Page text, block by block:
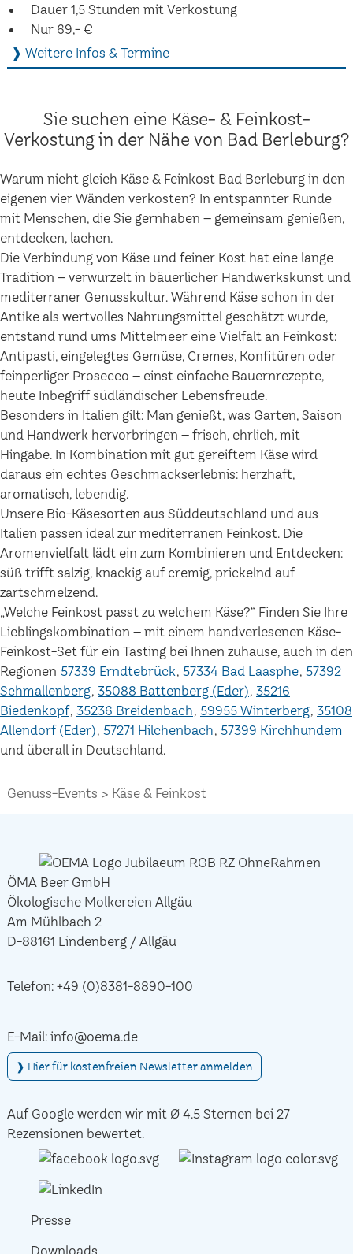
Dauer 1,5 Stunden mit Verkostung
Nur 69,- €
❱ Weitere Infos & Termine
Sie suchen eine Käse- & Feinkost-
Verkostung in der Nähe von Bad Berleburg?
Warum nicht gleich Käse & Feinkost Bad Berleburg in den
eigenen vier Wänden verkosten? In entspannter Runde
mit Menschen, die Sie gernhaben – gemeinsam genießen,
entdecken, lachen.
Die Verbindung von Käse und feiner Kost hat eine lange
Tradition – verwurzelt in bäuerlicher Handwerkskunst und
mediterraner Genusskultur. Während Käse schon in der
Antike als wertvolles Nahrungsmittel geschätzt wurde,
entstand rund ums Mittelmeer eine Vielfalt an Feinkost:
Antipasti, eingelegtes Gemüse, Cremes, Konfitüren oder
feinperliger Prosecco – einst einfache Bauernrezepte,
heute Inbegriff südländischer Lebensfreude.
Besonders in Italien gilt: Man genießt, was Garten, Saison
und Handwerk hervorbringen – frisch, ehrlich, mit
Hingabe. In Kombination mit gut gereiftem Käse wird
daraus ein echtes Geschmackserlebnis: herzhaft,
aromatisch, lebendig.
Unsere Bio-Käsesorten aus Süddeutschland und aus
Italien passen ideal zur mediterranen Feinkost. Die
Aromenvielfalt lädt ein zum Kombinieren und Entdecken:
süß trifft salzig, knackig auf cremig, prickelnd auf
zartschmelzend.
„Welche Feinkost passt zu welchem Käse?“ Finden Sie Ihre
Lieblingskombination – mit einem handverlesenen Käse-
Feinkost-Set für ein Tasting bei Ihnen zuhause, auch in den
Regionen 57339 Erndtebrück 57334 Bad Laasphe 57392
Schmallenberg 35088 Battenberg (Eder) 35216
Biedenkopf 35236 Breidenbach 59955 Winterberg 35108
Allendorf (Eder) 57271 Hilchenbach 57399 Kirchhundem
und überall in Deutschland.
Genuss-Events Käse & Feinkost
ÖMA Beer GmbH
Ökologische Molkereien Allgäu
Am Mühlbach 2
D-88161 Lindenberg / Allgäu
Telefon: +49 (0)8381-8890-100
E-Mail: info@oema.de
❱ Hier für kostenfreien Newsletter anmelden
Auf Google werden wir mit Ø 4.5 Sternen bei 27
Rezensionen bewertet.
Presse
Downloads